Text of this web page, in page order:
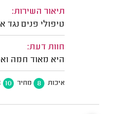
תיאור השירות:
טיפולי פנים נגד
חוות דעת:
היא מאוד חמה
איכות 8 מחיר 10